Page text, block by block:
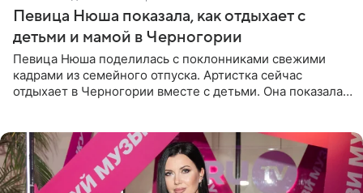
Певица Нюша показала, как отдыхает с
детьми и мамой в Черногории
Певица Нюша поделилась с поклонниками свежими
кадрами из семейного отпуска. Артистка сейчас
отдыхает в Черногории вместе с детьми. Она показала,